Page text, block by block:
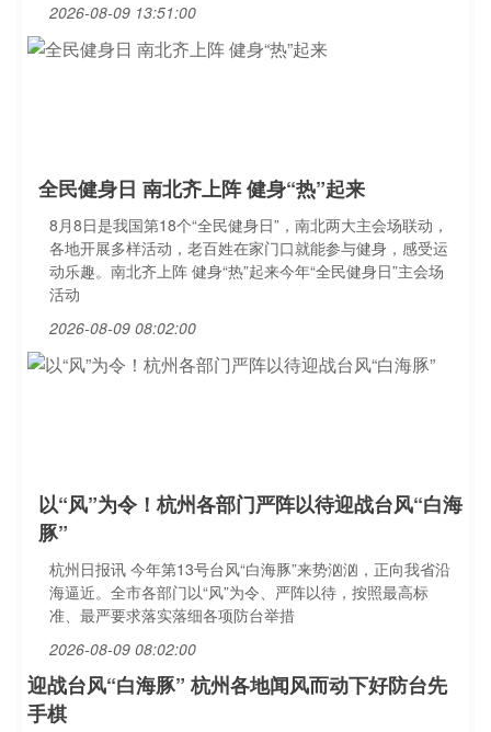
2026-08-09 13:51:00
全民健身日 南北齐上阵 健身“热”起来
8月8日是我国第18个“全民健身日”，南北两大主会场联动，
各地开展多样活动，老百姓在家门口就能参与健身，感受运
动乐趣。南北齐上阵 健身“热”起来今年“全民健身日”主会场
活动
2026-08-09 08:02:00
以“风”为令！杭州各部门严阵以待迎战台风“白海
豚”
杭州日报讯 今年第13号台风“白海豚”来势汹汹，正向我省沿
海逼近。全市各部门以“风”为令、严阵以待，按照最高标
准、最严要求落实落细各项防台举措
2026-08-09 08:02:00
迎战台风“白海豚” 杭州各地闻风而动下好防台先
手棋